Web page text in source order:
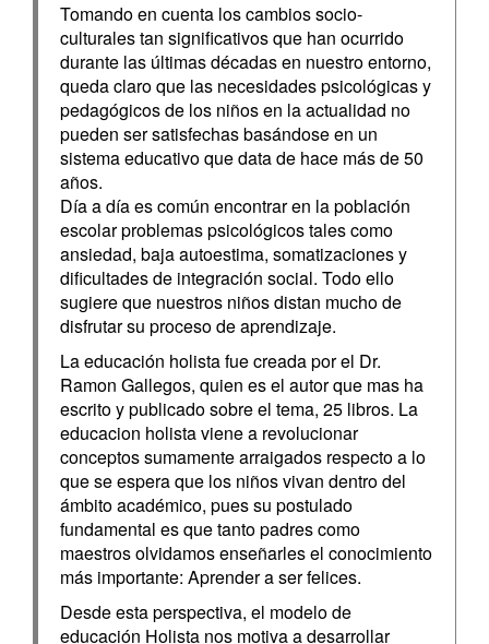
Tomando en cuenta los cambios socio-
culturales tan significativos que han ocurrido
durante las últimas décadas en nuestro entorno,
queda claro que las necesidades psicológicas y
pedagógicos de los niños en la actualidad no
pueden ser satisfechas basándose en un
sistema educativo que data de hace más de 50
años.
Día a día es común encontrar en la población
escolar problemas psicológicos tales como
ansiedad, baja autoestima, somatizaciones y
dificultades de integración social. Todo ello
sugiere que nuestros niños distan mucho de
disfrutar su proceso de aprendizaje.
La educación holista fue creada por el Dr.
Ramon Gallegos, quien es el autor que mas ha
escrito y publicado sobre el tema, 25 libros. La
educacion holista viene a revolucionar
conceptos sumamente arraigados respecto a lo
que se espera que los niños vivan dentro del
ámbito académico, pues su postulado
fundamental es que tanto padres como
maestros olvidamos enseñarles el conocimiento
más importante: Aprender a ser felices.
Desde esta perspectiva, el modelo de
educación Holista nos motiva a desarrollar